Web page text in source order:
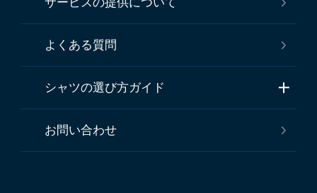
よくある質問
シャツの選び方ガイド
お問い合わせ